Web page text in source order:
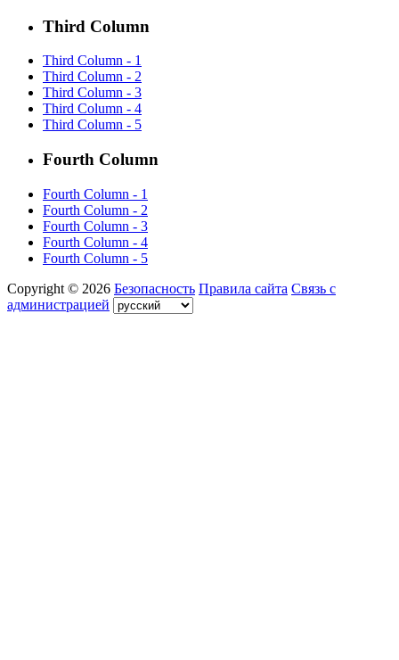
Third Column
Third Column - 1
Third Column - 2
Third Column - 3
Third Column - 4
Third Column - 5
Fourth Column
Fourth Column - 1
Fourth Column - 2
Fourth Column - 3
Fourth Column - 4
Fourth Column - 5
Copyright © 2026 Безопасность Правила сайта Связь с
администрацией